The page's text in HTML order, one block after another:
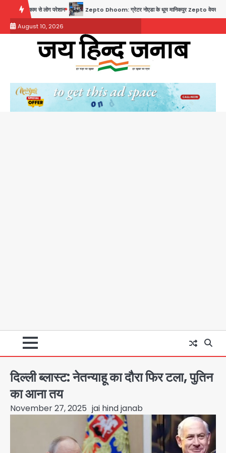
content
Zepto Dhoom: ग्रेटर नोएडा के धूम मानिकपुर Zepto वेयरहाउस में वेतन कटौती को लेकर 100 से
August 10, 2026
दिल्ली ब्लास्ट: नेतन्याहू का दौरा फिर टला, पुतिन
का आना तय
November 27, 2025 jai hind janab